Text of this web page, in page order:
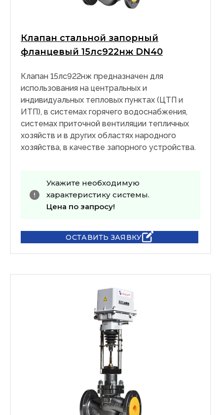
Клапан стальной запорный
фланцевый 15лс922нж DN40
Клапан 15лс922нж предназначен для
использования на центральных и
индивидуальных тепловых пунктах (ЦТП и
ИТП), в системах горячего водоснабжения,
системах приточной вентиляции тепличных
хозяйств и в других областях народного
хозяйства, в качестве запорного устройства.
Укажите необходимую
характеристику системы.
Цена по запросу!
ОСТАВИТЬ ЗАЯВКУ